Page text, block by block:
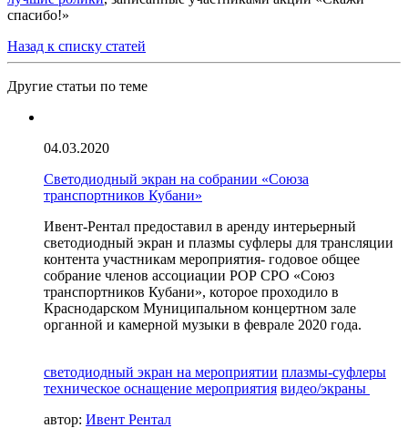
спасибо!»
Назад к списку статей
Другие статьи по теме
04.03.2020
Светодиодный экран на собрании «Союза
транспортников Кубани»
Ивент-Рентал предоставил в аренду интерьерный
светодиодный экран и плазмы суфлеры для трансляции
контента участникам мероприятия- годовое общее
собрание членов ассоциации РОР СРО «Союз
транспортников Кубани», которое проходило в
Краснодарском Муниципальном концертном зале
органной и камерной музыки в феврале 2020 года.
светодиодный экран на мероприятии плазмы-суфлеры
техническое оснащение мероприятия видео/экраны
автор: Ивент Рентал